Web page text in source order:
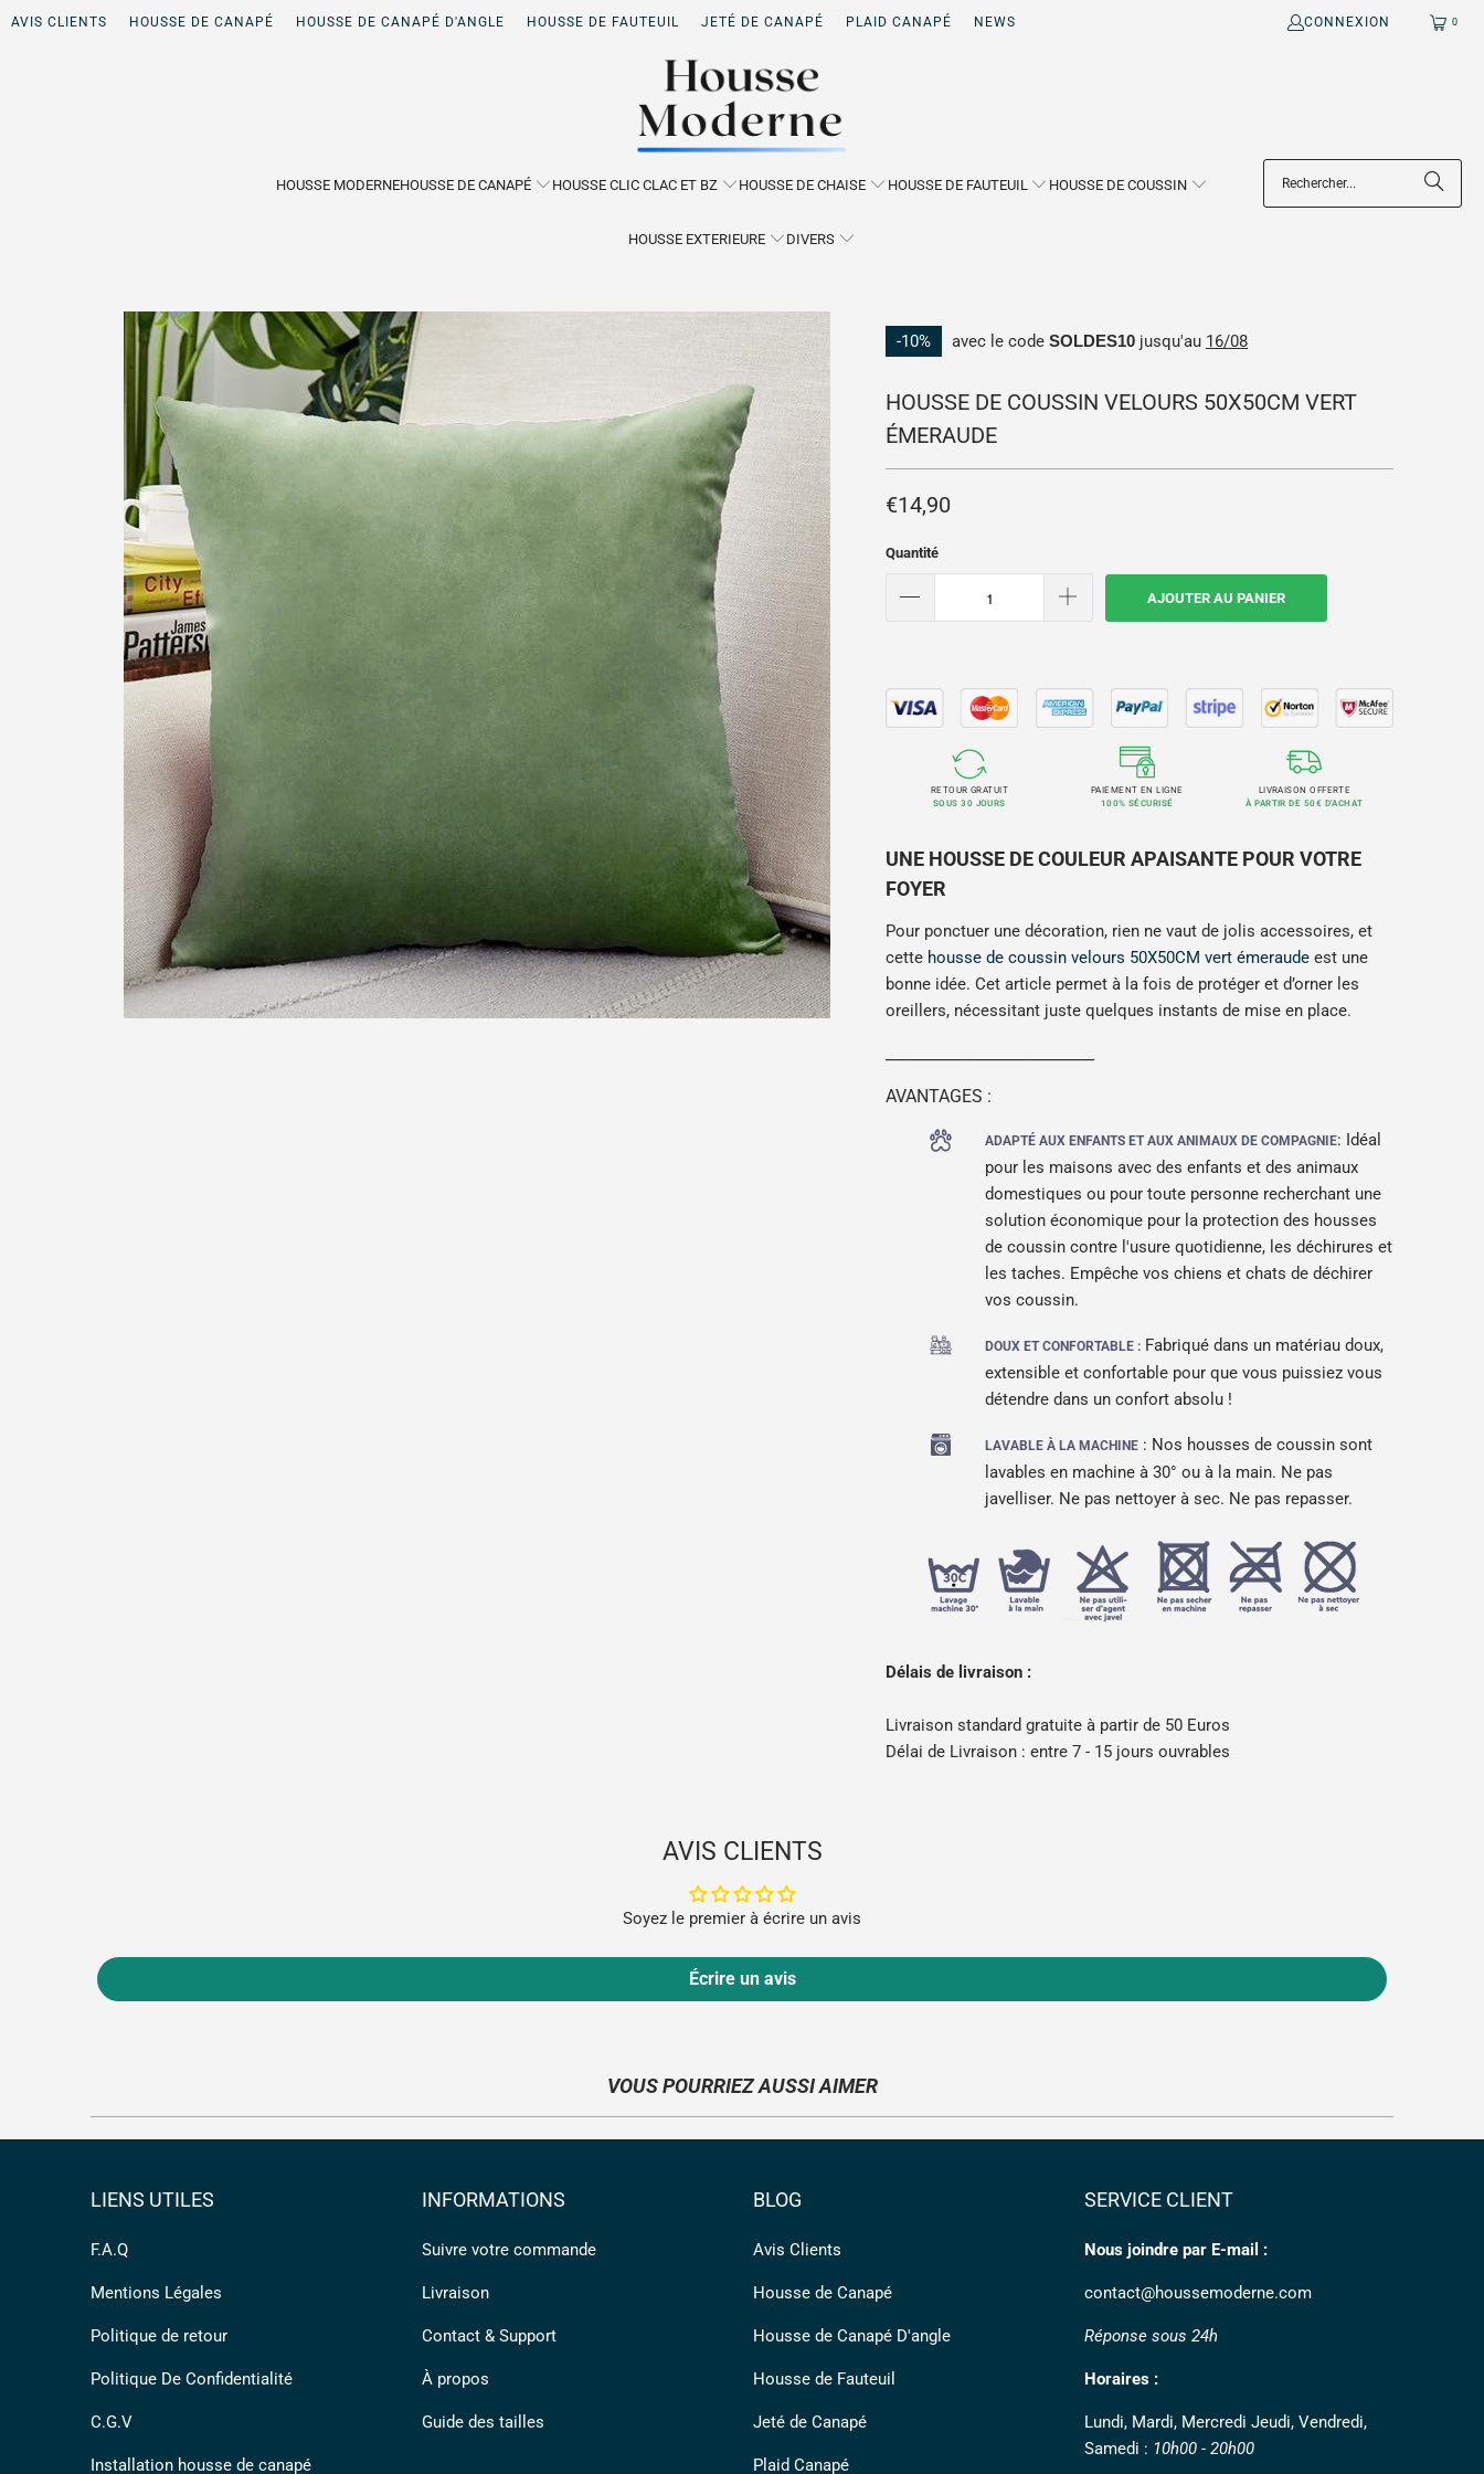
AVIS CLIENTS HOUSSE DE CANAPÉ HOUSSE DE CANAPÉ D'ANGLE HOUSSE DE FAUTEUIL JETÉ DE CANAPÉ PLAID CANAPÉ NEWS CONNEXION 0
HOUSSE MODERNEHOUSSE DE CANAPÉ HOUSSE CLIC CLAC ET BZ HOUSSE DE CHAISE HOUSSE DE FAUTEUIL HOUSSE DE COUSSIN
HOUSSE EXTERIEURE DIVERS
-10% avec le code SOLDES10 jusqu'au 16/08
HOUSSE DE COUSSIN VELOURS 50X50CM VERT
ÉMERAUDE
€14,90
Quantité
AJOUTER AU PANIER
RETOUR GRATUIT
SOUS 30 JOURS
PAIEMENT EN LIGNE
100% SÉCURISÉ
LIVRAISON OFFERTE
À PARTIR DE 50€ D'ACHAT
UNE HOUSSE DE COULEUR APAISANTE POUR VOTRE
FOYER
Pour ponctuer une décoration, rien ne vaut de jolis accessoires, et
cette housse de coussin velours 50X50CM vert émeraude est une
bonne idée. Cet article permet à la fois de protéger et d’orner les
oreillers, nécessitant juste quelques instants de mise en place.
AVANTAGES :
ADAPTÉ AUX ENFANTS ET AUX ANIMAUX DE COMPAGNIE: Idéal
pour les maisons avec des enfants et des animaux
domestiques ou pour toute personne recherchant une
solution économique pour la protection des housses
de coussin contre l'usure quotidienne, les déchirures et
les taches. Empêche vos chiens et chats de déchirer
vos coussin.
DOUX ET CONFORTABLE : Fabriqué dans un matériau doux,
extensible et confortable pour que vous puissiez vous
détendre dans un confort absolu !
LAVABLE À LA MACHINE : Nos housses de coussin sont
lavables en machine à 30° ou à la main. Ne pas
javelliser. Ne pas nettoyer à sec. Ne pas repasser.
Délais de livraison :
Livraison standard gratuite à partir de 50 Euros
Délai de Livraison : entre 7 - 15 jours ouvrables
AVIS CLIENTS
Soyez le premier à écrire un avis
Écrire un avis
VOUS POURRIEZ AUSSI AIMER
LIENS UTILES
F.A.Q
Mentions Légales
Politique de retour
Politique De Confidentialité
C.G.V
Installation housse de canapé
INFORMATIONS
Suivre votre commande
Livraison
Contact & Support
À propos
Guide des tailles
BLOG
Avis Clients
Housse de Canapé
Housse de Canapé D'angle
Housse de Fauteuil
Jeté de Canapé
Plaid Canapé
SERVICE CLIENT
Nous joindre par E-mail :
contact@houssemoderne.com
Réponse sous 24h
Horaires :
Lundi, Mardi, Mercredi Jeudi, Vendredi,
Samedi : 10h00 - 20h00